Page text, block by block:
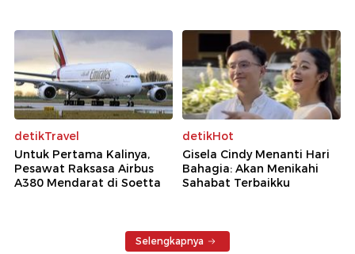
detikTravel
Untuk Pertama Kalinya,
Pesawat Raksasa Airbus
A380 Mendarat di Soetta
detikHot
Gisela Cindy Menanti Hari
Bahagia: Akan Menikahi
Sahabat Terbaikku
Selengkapnya